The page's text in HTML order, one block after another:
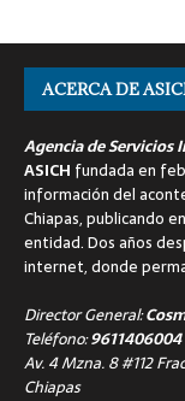
ACERCA DE
Agencia de Servicios
ASICH fundada en
información del
Chiapas, publicando
entidad. Dos años
internet, donde
Director General:
Teléfono:9611406004
Av. 4 Mzna. 8 #112
Chiapas